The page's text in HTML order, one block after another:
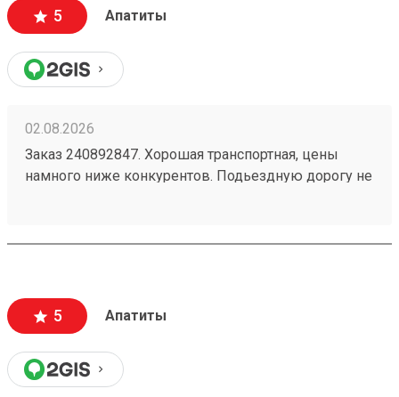
5 Апатиты
02.08.2026
Заказ 240892847. Хорошая транспортная, цены
намного ниже конкурентов. Подьездную дорогу не
подскажут как лучше упаковать. Заказы
5 Апатиты